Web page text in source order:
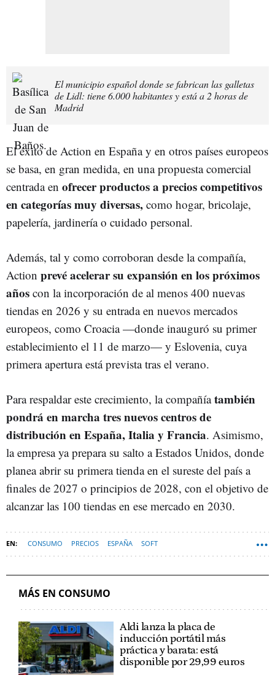
El municipio español donde se fabrican las galletas
de Lidl: tiene 6.000 habitantes y está a 2 horas de
Madrid
El éxito de Action en España y en otros países europeos
se basa, en gran medida, en una propuesta comercial
centrada en ofrecer productos a precios competitivos
en categorías muy diversas, como hogar, bricolaje,
papelería, jardinería o cuidado personal.
Además, tal y como corroboran desde la compañía,
Action prevé acelerar su expansión en los próximos
años con la incorporación de al menos 400 nuevas
tiendas en 2026 y su entrada en nuevos mercados
europeos, como Croacia —donde inauguró su primer
establecimiento el 11 de marzo— y Eslovenia, cuya
primera apertura está prevista tras el verano.
Para respaldar este crecimiento, la compañíatambién
pondrá en marcha tres nuevos centros de
distribución en España, Italia y Francia. Asimismo,
la empresa ya prepara su salto a Estados Unidos, donde
planea abrir su primera tienda en el sureste del país a
finales de 2027 o principios de 2028, con el objetivo de
alcanzar las 100 tiendas en ese mercado en 2030.
CONSUMO PRECIOS ESPAÑA SOFT
MÁS EN CONSUMO
Aldi lanza la placa de
inducción portátil más
práctica y barata: está
disponible por 29,99 euros